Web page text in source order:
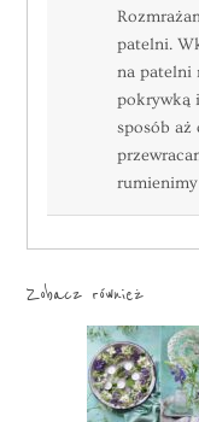
patelni.
na patelni
pokrywką
sposób aż
Zobacz również